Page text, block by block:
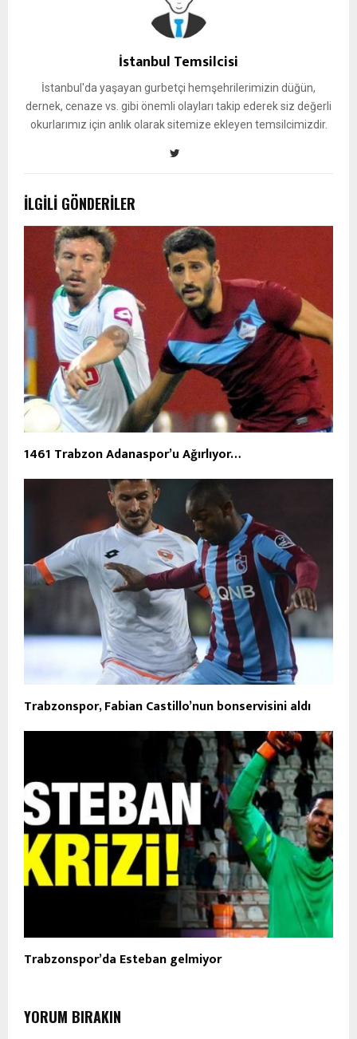
İstanbul Temsilcisi
İstanbul'da yaşayan gurbetçi hemşehrilerimizin düğün,
dernek, cenaze vs. gibi önemli olayları takip ederek siz değerli
okurlarımız için anlık olarak sitemize ekleyen temsilcimizdir.
İLGILI GÖNDERILER
1461 Trabzon Adanaspor’u Ağırlıyor…
Trabzonspor, Fabian Castillo’nun bonservisini aldı
Trabzonspor’da Esteban gelmiyor
YORUM BIRAKIN